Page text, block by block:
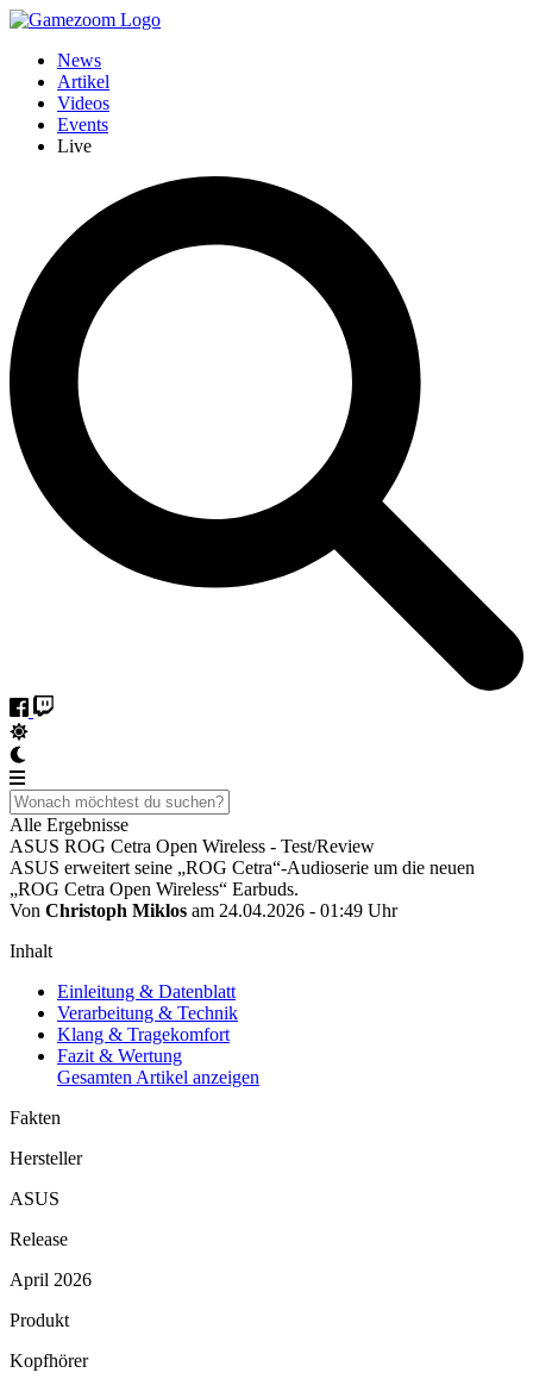
News
Artikel
Videos
Events
Live
Alle Ergebnisse
ASUS ROG Cetra Open Wireless - Test/Review
ASUS erweitert seine „ROG Cetra“-Audioserie um die neuen
„ROG Cetra Open Wireless“ Earbuds.
Von Christoph Miklos am 24.04.2026 - 01:49 Uhr
Inhalt
Einleitung & Datenblatt
Verarbeitung & Technik
Klang & Tragekomfort
Fazit & Wertung
Gesamten Artikel anzeigen
Fakten
Hersteller
ASUS
Release
April 2026
Produkt
Kopfhörer